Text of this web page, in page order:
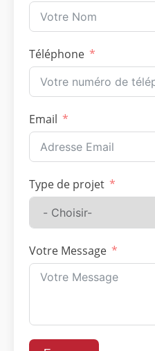
Téléphone
Email
Type de projet
Votre Message